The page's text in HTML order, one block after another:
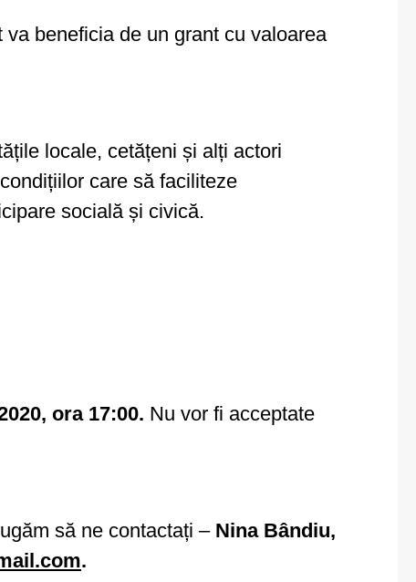
va beneficia de un grant cu valoarea
locale, cetățeni și alți actori
care să faciliteze
socială și civică.
ora 17:00. Nu vor fi acceptate
să ne contactați – Nina Bândiu,
.